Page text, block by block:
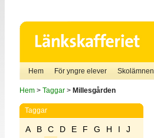
Hem För yngre elever Skolämnen
Hem> Taggar> Millesgården
Taggar
A B C D E F G H I
J